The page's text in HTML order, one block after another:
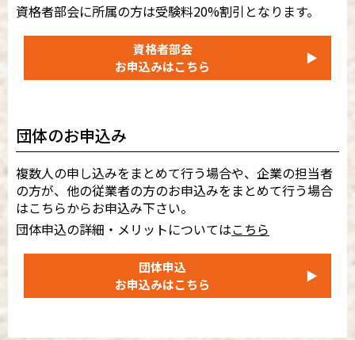
資格者部会に所属の方は受験料20%割引となります。
資格者部会
お申込みはこちら
▶
団体のお申込み
複数人の申し込みをまとめて行う場合や、企業の担当者
の方が、他の従業者の方のお申込みをまとめて行う場合
はこちらからお申込み下さい。
団体申込の詳細・メリットについてはこちら
団体申込
お申込みはこちら
▶